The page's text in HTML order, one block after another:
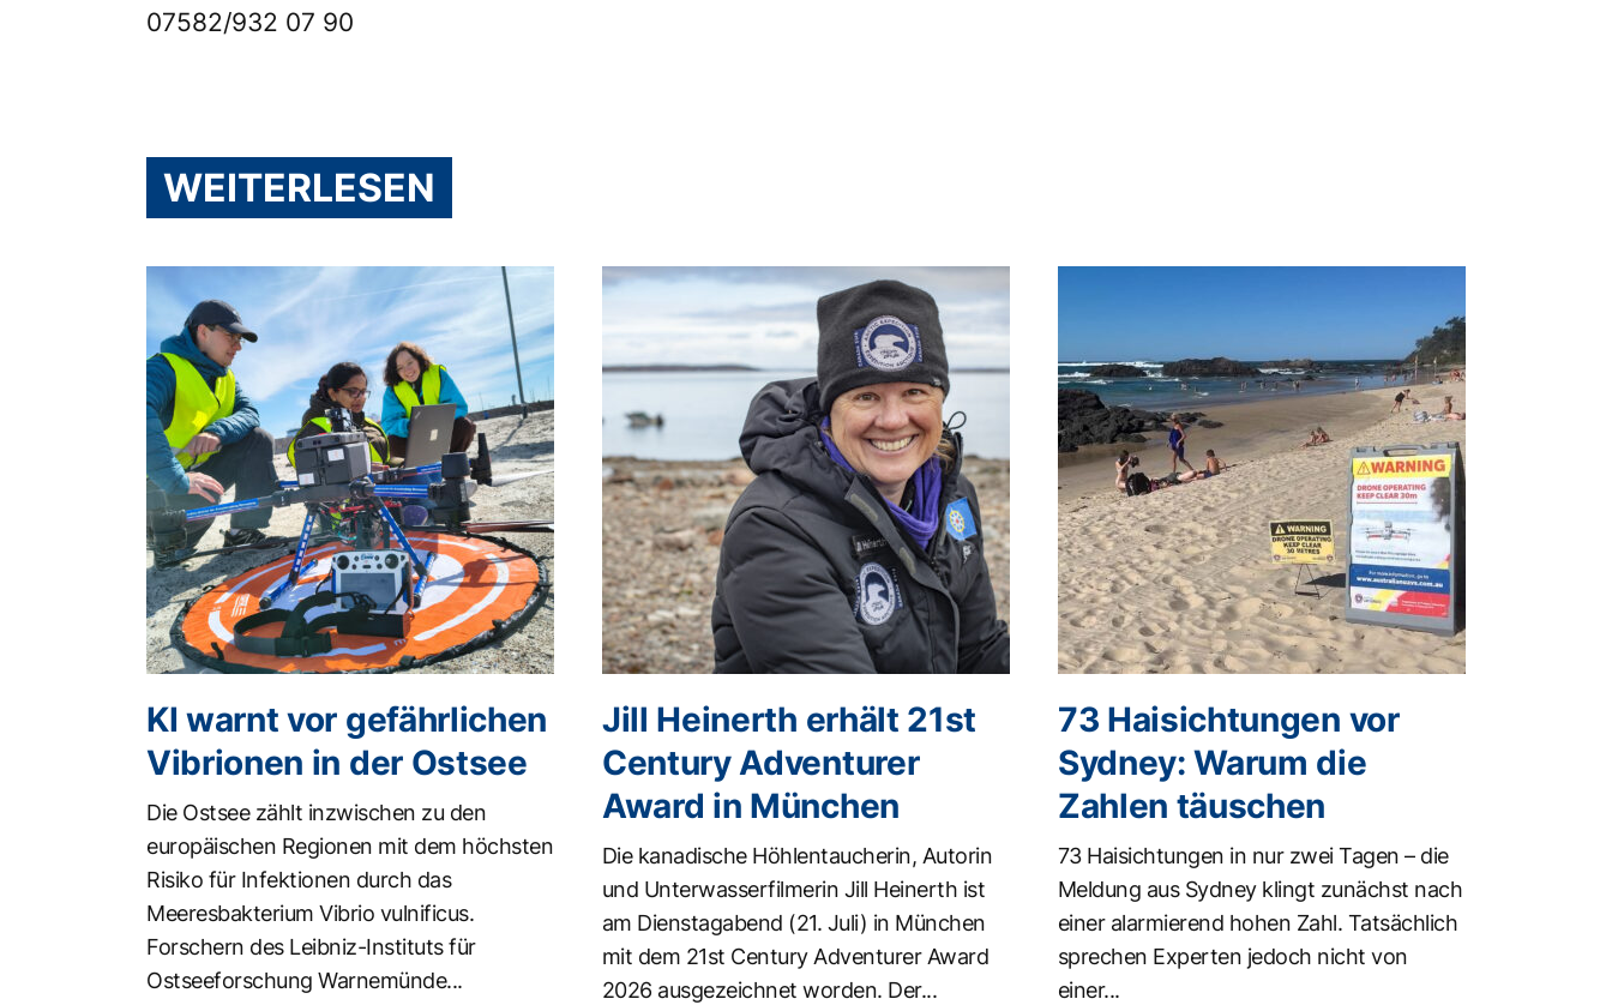
07582/932 07 90
WEITERLESEN
KI warnt vor gefährlichen
Vibrionen in der Ostsee
Die Ostsee zählt inzwischen zu den
europäischen Regionen mit dem höchsten
Risiko für Infektionen durch das
Meeresbakterium Vibrio vulnificus.
Forschern des Leibniz-Instituts für
Ostseeforschung Warnemünde...
Jill Heinerth erhält 21st
Century Adventurer
Award in München
Die kanadische Höhlentaucherin, Autorin
und Unterwasserfilmerin Jill Heinerth ist
am Dienstagabend (21. Juli) in München
mit dem 21st Century Adventurer Award
2026 ausgezeichnet worden. Der...
73 Haisichtungen vor
Sydney: Warum die
Zahlen täuschen
73 Haisichtungen in nur zwei Tagen – die
Meldung aus Sydney klingt zunächst nach
einer alarmierend hohen Zahl. Tatsächlich
sprechen Experten jedoch nicht von
einer...